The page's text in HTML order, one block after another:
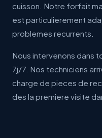
cuisson. Notre forfait
est particulierement
problemes recurrents.
Nous intervenons dans
7j/7. Nos techniciens
charge de pieces de
des la premiere visite